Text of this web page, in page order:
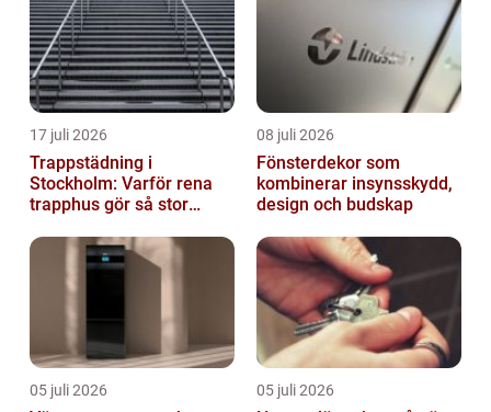
17 juli 2026
Trappstädning i
Stockholm: Varför rena
trapphus gör så stor
08 juli 2026
Fönsterdekor som
kombinerar insynsskydd,
design och budskap
05 juli 2026 05 juli 2026